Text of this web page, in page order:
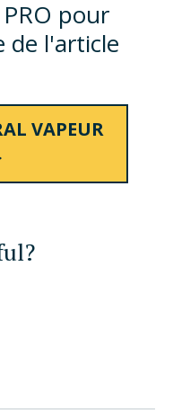
pour
de l'article
VAPEUR